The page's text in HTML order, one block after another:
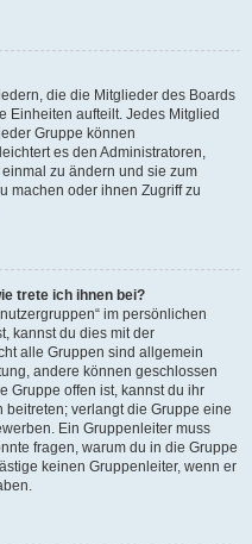
die die Mitglieder des Boards
Einheiten aufteilt. Jedes Mitglied
Gruppe können
es den Administratoren,
zu ändern und sie zum
machen oder ihnen Zugriff zu
trete ich ihnen bei?
im persönlichen
kannst du dies mit der
alle Gruppen sind allgemein
andere können geschlossen
Gruppe offen ist, kannst du ihr
verlangt die Gruppe eine
Ein Gruppenleiter muss
fragen, warum du in die Gruppe
keinen Gruppenleiter, wenn er